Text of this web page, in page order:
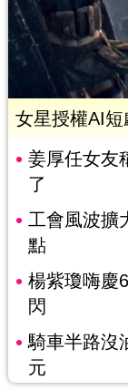
女星授權AI
姜厚任女友
了
工會風波擴
點
楊紫瓊嗨慶
閃
騎車半路沒
元